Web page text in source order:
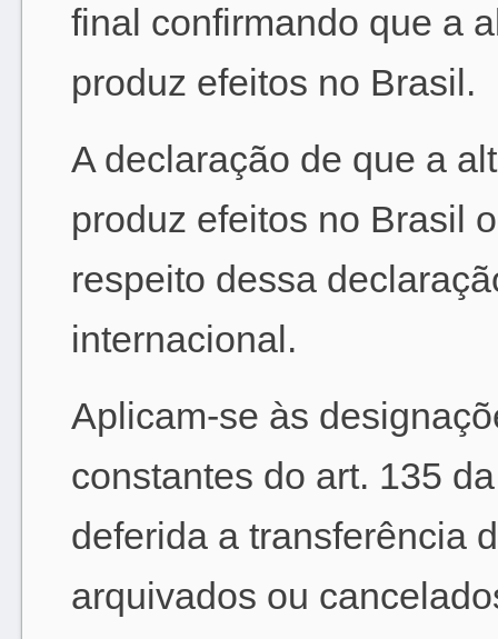
final confirmando que a
produz efeitos no Brasil.
A declaração de que a
produz efeitos no Brasil
respeito dessa
internacional.
Aplicam-se às
constantes do art. 135
deferida a transferência
arquivados ou